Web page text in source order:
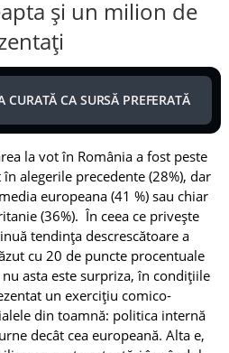
și un milion de
CA SURSĂ PREFERATĂ
la vot în România a fost peste
alegerile precedente (28%), dar
europeana (41 %) sau chiar
(36%). În ceea ce privește
tendința descrescătoare a
cu 20 de puncte procentuale
asta este surpriza, în condițiile
un exercițiu comico-
din toamnă: politica internă
decât cea europeană. Alta e,